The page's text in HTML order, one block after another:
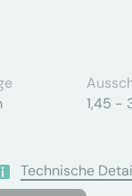
1,45 -
Technische